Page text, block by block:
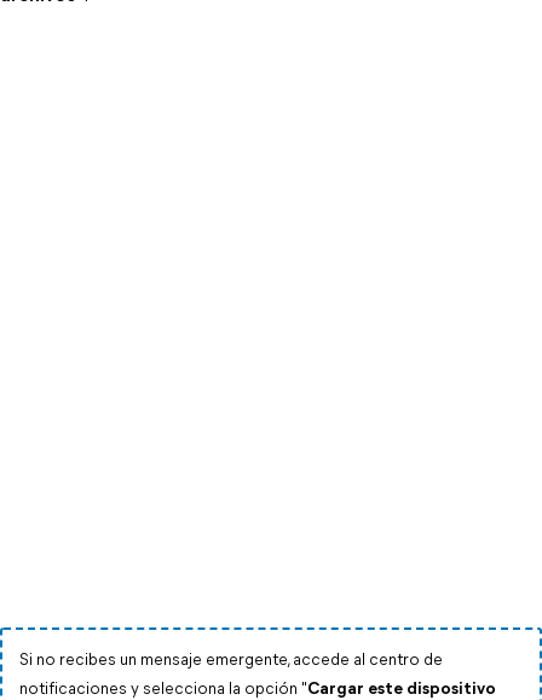
Si no recibes un mensaje emergente, accede al centro de
notificaciones y selecciona la opción "Cargar este dispositivo